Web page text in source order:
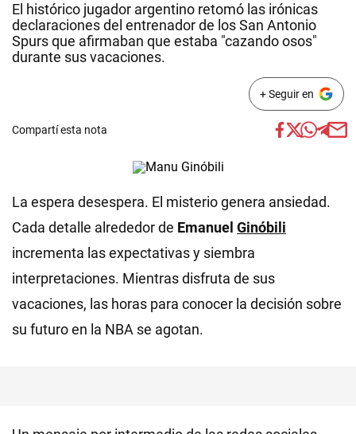
El histórico jugador argentino retomó las irónicas
declaraciones del entrenador de los San Antonio
Spurs que afirmaban que estaba "cazando osos"
durante sus vacaciones.
+ Seguir en
Compartí esta nota
La espera desespera. El misterio genera ansiedad.
Cada detalle alrededor de Emanuel Ginóbili
incrementa las expectativas y siembra
interpretaciones. Mientras disfruta de sus
vacaciones, las horas para conocer la decisión sobre
su futuro en la NBA se agotan.